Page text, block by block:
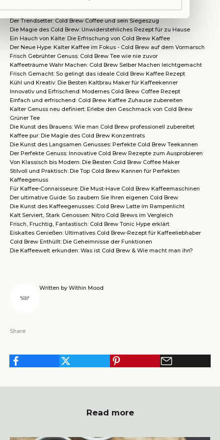
Der Trendsetter: Cold Brew Coffee und sein Siegeszug
Die Magie des Cold Brew: Unwiderstehliches Rezept für zu Hause
Ein Hauch von Kälte: Die Erfrischung von Cold Brew Kaffee
Der Neue Hype: Kalter Kaffee im Fokus - Cold Brew auf dem Vormarsch
Frisch Gebrühter Genuss: Cold Brew Tee wie nie zuvor
Kaffeeträume Wahr Machen: Cold Brew Selber Machen leichtgemacht
Frisch Gemacht: So gelingt das ideale Cold Brew Kaffee Rezept
Kühl und Kreativ: Die Besten Kaltbrau Maker für Kaffeekenner
Innovativ und Erfrischend: Modernes Cold Brew Coffee Rezept
Einfach und erfrischend: Cold Brew Kaffee Zuhause zubereiten
Kalter Genuss neu definiert: Erlebe den Geschmack von Cold Brew
Grüner Tee
Die Kunst des Brauens: Wie man Cold Brew professionell zubereitet
Kaffee pur: Die Magie des Cold Brew Konzentrats
Die Kunst des Langsamen Genusses: Perfekte Cold Brew Teekannen
Der Perfekte Genuss: Innovative Cold Brew Rezepte zum Ausprobieren
Von Klassisch bis Modern: Die Besten Cold Brew Coffee Maker
Stilvoll und Praktisch: Die Top Cold Brew Kannen für Perfekten
Kaffeegenuss
Für Kaffee-Connaisseure: Die Must-Have Cold Brew Kaffeemaschinen
Der ultimative Guide: So zaubern Sie Ihren eigenen Cold Brew
Die Kunst des Kaffeegenusses: Cold Brew Latte im Rampenlicht
Kalt Serviert, Stark Genossen: Nitro Cold Brews im Vergleich
Frisch, Fruchtig, Fantastisch: Cold Brew Tonic Hype erklärt
Eiskaltes Genießen: Ultimatives Cold Brew-Rezept für Kaffeeliebhaber
Cold Brew Enthüllt: Die Geheimnisse der Funktionen
Die Kaffeewelt erkunden: Was ist Cold Brew & Wie macht man ihn?
Written by Within Mood
Share
Read more